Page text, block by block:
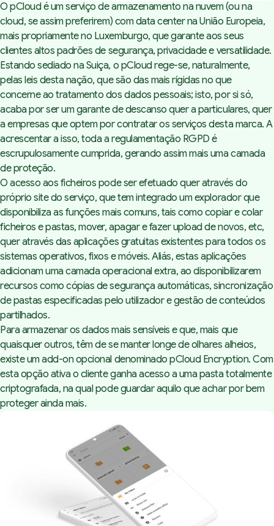
OpCloudé um serviço de armazenamento na nuvem (ou na
cloud, se assim preferirem) comdata centerna União Europeia,
mais propriamente no Luxemburgo, que garante aos seus
clientes altos padrões de segurança, privacidade e versatilidade.
Estando sediado na Suiça, o pCloudrege-se, naturalmente,
pelas leis desta nação, que são das mais rígidas no que
concerne ao tratamento dos dados pessoais; isto, por si só,
acaba por ser um garante de descanso quer a particulares, quer
a empresas que optem por contratar os serviços desta marca. A
acrescentar a isso, toda a regulamentação RGPD é
escrupulosamente cumprida, gerando assim mais uma camada
de proteção.
O acesso aos ficheiros pode ser efetuado quer através do
próprio site do serviço, que tem integrado um explorador que
disponibiliza as funções mais comuns, tais como copiar e colar
ficheiros e pastas, mover, apagar e fazeruploadde novos, etc,
quer através das aplicações gratuitas existentes para todos os
sistemas operativos, fixos e móveis. Aliás, estas aplicações
adicionam uma camada operacional extra, ao disponibilizarem
recursos como cópias de segurança automáticas, sincronização
de pastas especificadas pelo utilizador e gestão de conteúdos
partilhados.
Para armazenar os dados mais sensíveis e que, mais que
quaisquer outros, têm de se manter longe de olhares alheios,
existe umadd-onopcional denominado pCloud Encryption. Com
esta opção ativa o cliente ganha acesso a uma pasta totalmente
criptografada, na qual pode guardar aquilo que achar por bem
proteger ainda mais.